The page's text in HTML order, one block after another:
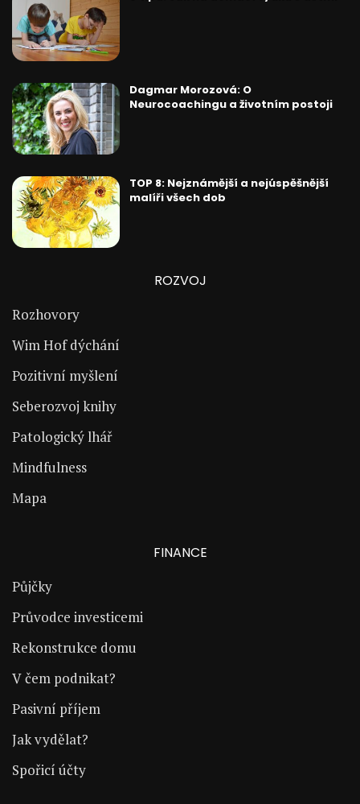
Dagmar Morozová: O
Neurocoachingu a životním postoji
TOP 8: Nejznámější a nejúspěšnější
malíři všech dob
ROZVOJ
Rozhovory
Wim Hof dýchání
Pozitivní myšlení
Seberozvoj knihy
Patologický lhář
Mindfulness
Mapa
FINANCE
Půjčky
Průvodce investicemi
Rekonstrukce domu
V čem podnikat?
Pasivní příjem
Jak vydělat?
Spořicí účty